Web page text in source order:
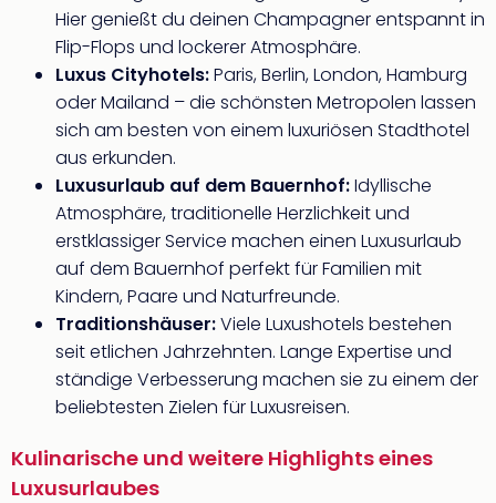
Hier genießt du deinen Champagner entspannt in
Flip-Flops und lockerer Atmosphäre.
Luxus Cityhotels:Paris, Berlin, London, Hamburg
oder Mailand – die schönsten Metropolen lassen
sich am besten von einem luxuriösen Stadthotel
aus erkunden.
Luxusurlaub auf dem Bauernhof:Idyllische
Atmosphäre, traditionelle Herzlichkeit und
erstklassiger Service machen einen Luxusurlaub
auf dem Bauernhof perfekt für Familien mit
Kindern, Paare und Naturfreunde.
Traditionshäuser:Viele Luxushotels bestehen
seit etlichen Jahrzehnten. Lange Expertise und
ständige Verbesserung machen sie zu einem der
beliebtesten Zielen für Luxusreisen.
Kulinarische und weitere Highlights eines
Luxusurlaubes